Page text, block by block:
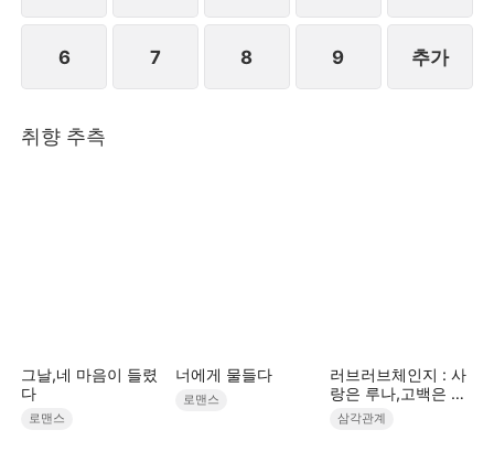
6 7 8 9 추가
취향 추측
그날,네 마음이 들렸
다
로맨스
너에게 물들다
로맨스
러브러브체인지 : 사
랑은 루나,고백은 한
별,흔들린 건 우주
삼각관계